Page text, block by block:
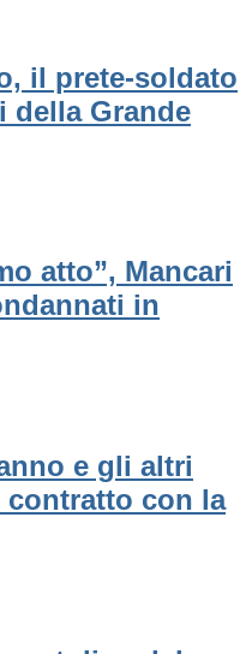
il prete-soldato
della Grande
atto”, Mancari
in
e gli altri
con la